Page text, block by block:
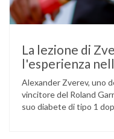
La lezione di
l'esperienza
Alexander Zverev, uno
vincitore del Roland
suo diabete di tipo 1